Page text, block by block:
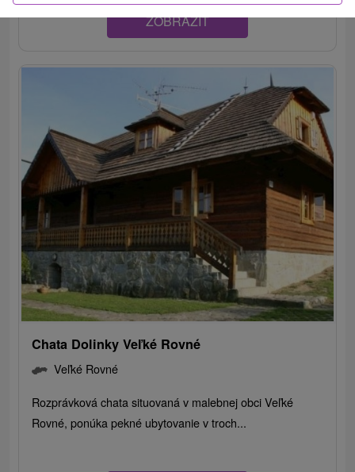
ZOBRAZIT
Chata Dolinky Veľké Rovné
Veľké Rovné
Rozprávková chata situovaná v malebnej obci Veľké
Rovné, ponúka pekné ubytovanie v troch...